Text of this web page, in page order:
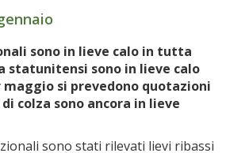
sono in lieve calo in tutta
statunitensi sono in lieve calo
si prevedono quotazioni
colza sono ancora in lieve
sono stati rilevati lievi ribassi